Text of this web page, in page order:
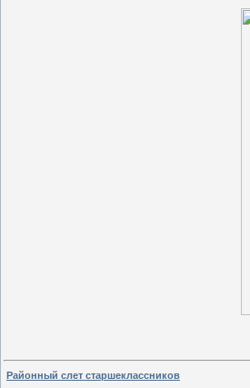
Районный слет старшеклассников